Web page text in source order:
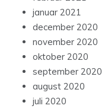
januar 2021
december 2020
november 2020
oktober 2020
september 2020
august 2020
juli 2020